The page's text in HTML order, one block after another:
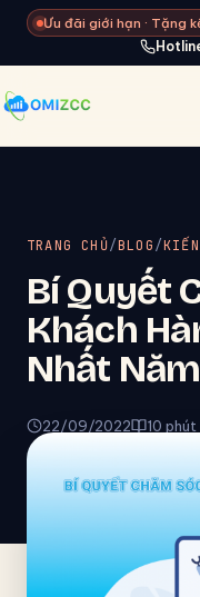
Ưu đãi giới hạn · Tặng
TRANG CHỦ/BLOG/
Bí Quyết
Khách
Nhất
22/09/2022 10